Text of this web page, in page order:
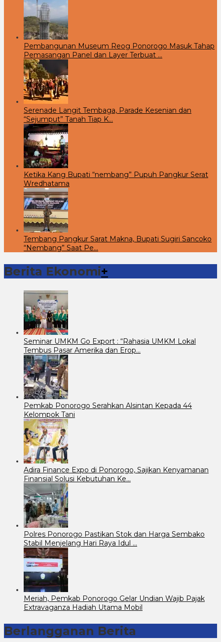
Pembangunan Museum Reog Ponorogo Masuk Tahap
Pemasangan Panel dan Layer Terbuat …
Serenade Langit Tembaga, Parade Kesenian dan
“Sejumput” Tanah Tiap K…
Ketika Kang Bupati “nembang” Pupuh Pangkur Serat
Wredhatama
Tembang Pangkur Sarat Makna, Bupati Sugiri Sancoko
“Nembang” Saat Pe…
Berita Ekonomi+
Seminar UMKM Go Export : “Rahasia UMKM Lokal
Tembus Pasar Amerika dan Erop…
Pemkab Ponorogo Serahkan Alsintan Kepada 44
Kelompok Tani
Adira Finance Expo di Ponorogo, Sajikan Kenyamanan
Finansial Solusi Kebutuhan Ke…
Polres Ponorogo Pastikan Stok dan Harga Sembako
Stabil Menjelang Hari Raya Idul …
Meriah, Pemkab Ponorogo Gelar Undian Wajib Pajak
Extravaganza Hadiah Utama Mobil
Berlangganan Berita